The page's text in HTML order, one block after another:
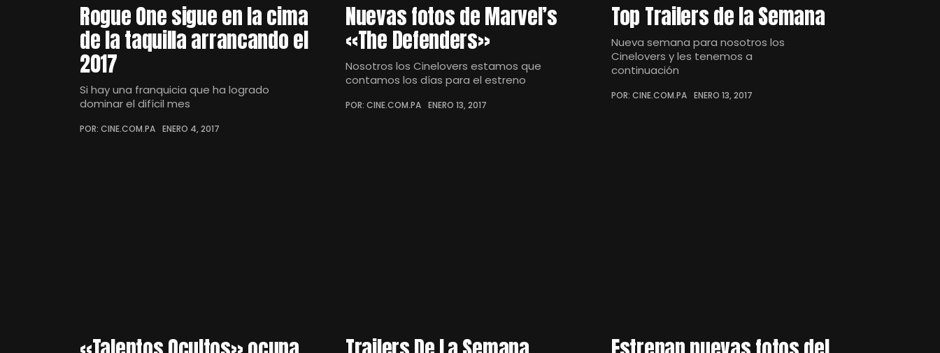
Rogue One sigue en la cima
de la taquilla arrancando el
2017
Si hay una franquicia que ha logrado
dominar el difícil mes
POR: CINE.COM.PA ENERO 4, 2017
Nuevas fotos de Marvel’s
«The Defenders»
Nosotros los Cinelovers estamos que
contamos los días para el estreno
POR: CINE.COM.PA ENERO 13, 2017
Top Trailers de la Semana
Nueva semana para nosotros los
Cinelovers y les tenemos a
continuación
POR: CINE.COM.PA ENERO 13, 2017